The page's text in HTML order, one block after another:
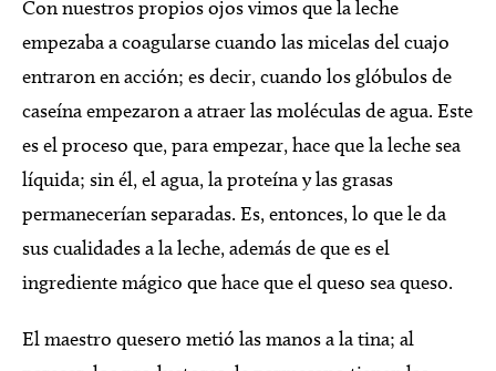
Con nuestros propios ojos vimos que la leche
empezaba a coagularse cuando las micelas del cuajo
entraron en acción; es decir, cuando los glóbulos de
caseína empezaron a atraer las moléculas de agua. Este
es el proceso que, para empezar, hace que la leche sea
líquida; sin él, el agua, la proteína y las grasas
permanecerían separadas. Es, entonces, lo que le da
sus cualidades a la leche, además de que es el
ingrediente mágico que hace que el queso sea queso.
El maestro quesero metió las manos a la tina; al